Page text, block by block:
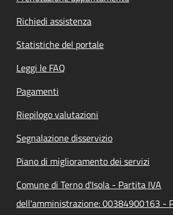
Richiedi assistenza
Statistiche del portale
Leggi le FAQ
Pagamenti
Riepilogo valutazioni
Segnalazione disservizio
Piano di miglioramento dei servizi
Comune di Terno d'Isola - Partita IVA
dell'amministrazione: 00384900163 -